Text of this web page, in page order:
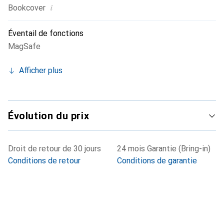
Bookcover i
Éventail de fonctions
MagSafe
Afficher plus
Évolution du prix
Droit de retour de 30 jours
Conditions de retour
24 mois Garantie (Bring-in)
Conditions de garantie